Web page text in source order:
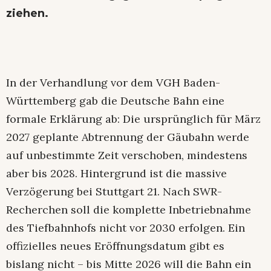
ziehen.
In der Verhandlung vor dem VGH Baden-
Württemberg gab die Deutsche Bahn eine
formale Erklärung ab: Die ursprünglich für März
2027 geplante Abtrennung der Gäubahn werde
auf unbestimmte Zeit verschoben, mindestens
aber bis 2028. Hintergrund ist die massive
Verzögerung bei Stuttgart 21. Nach SWR-
Recherchen soll die komplette Inbetriebnahme
des Tiefbahnhofs nicht vor 2030 erfolgen. Ein
offizielles neues Eröffnungsdatum gibt es
bislang nicht – bis Mitte 2026 will die Bahn ein